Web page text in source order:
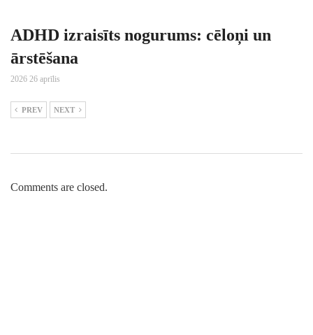
ADHD izraisīts nogurums: cēloņi un
ārstēšana
2026 26 aprīlis
PREV NEXT
Comments are closed.